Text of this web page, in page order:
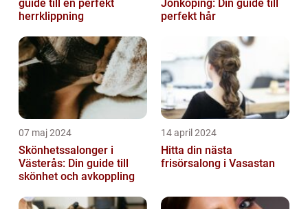
guide till en perfekt
herrklippning
Jönköping: Din guide till
perfekt hår
07 maj 2024
Skönhetssalonger i
Västerås: Din guide till
skönhet och avkoppling
14 april 2024
Hitta din nästa
frisörsalong i Vasastan